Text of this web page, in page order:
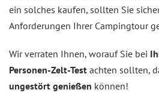
ein solches kaufen, sollten Sie
Anforderungen Ihrer Campingtour
Wir verraten Ihnen, worauf Sie bei
Personen-Zelt-Test achten sollten,
ungestört genießen können!